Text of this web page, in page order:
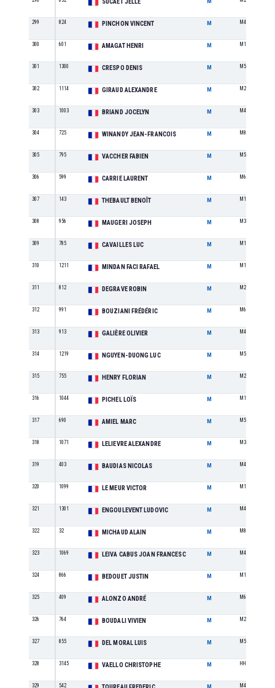
299 824 PINCHON VINCENT M M4
300 601 AMAGAT HENRI M M1
301 1300 CRESPO DENIS M M5
302 1114 GIRAUD ALEXANDRE M M2
303 1003 BRIAND JOCELYN M M4
304 725 WINANDY JEAN-FRANCOIS M M8
305 795 VACCHER FABIEN M M5
306 599 CARRIE LAURENT M M6
307 143 THEBAULT BENOÎT M M1
308 956 MAUGERI JOSEPH M M3
309 785 CAVAILLES LUC M M1
310 1211 MINDAN FACI RAFAEL M M1
311 812 DEGRAVE ROBIN M M2
312 991 BOUZIANI FRÉDÉRIC M M6
313 913 GALIÈRE OLIVIER M M4
314 1219 NGUYEN-DUONG LUC M M5
315 755 HENRY FLORIAN M M2
316 1044 PICHEL LOÏS M M1
317 690 AMIEL MARC M M5
318 1071 LELIEVRE ALEXANDRE M M3
319 403 BAUDIAS NICOLAS M M4
320 1099 LE MEUR VICTOR M M1
321 1301 ENGOULEVENT LUDOVIC M M4
322 32 MICHAUD ALAIN M M8
323 1069 LEIVA CABUS JOAN FRANCESC M M4
324 866 BEDOUET JUSTIN M M1
325 409 ALONZO ANDRÉ M M6
326 764 BOUDALI VIVIEN M M2
327 855 DEL MORAL LUIS M M5
328 3145 VAELLO CHRISTOPHE M HH
329 542 M M4